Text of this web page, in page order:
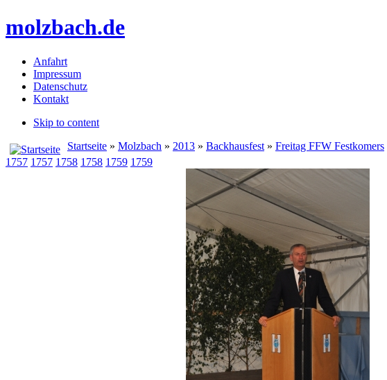
molzbach.de
Anfahrt
Impressum
Datenschutz
Kontakt
Skip to content
Startseite » Molzbach » 2013 » Backhausfest » Freitag FFW Festkomers
1757 1757 1758 1758 1759 1759